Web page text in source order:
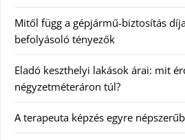
Mitől függ a gépjármű-biztosítás
befolyásoló tényezők
Eladó keszthelyi lakások árai: mit
négyzetméteráron túl?
A terapeuta képzés egyre